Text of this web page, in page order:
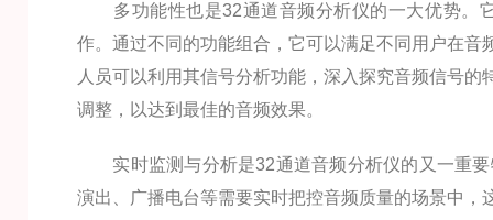
多功能性也是32通道音频分析仪的一大优势。它
作。通过不同的功能组合，它可以满足不同用户在
人员可以利用其信号分析功能，深入探究音频信号
调整，以达到最佳的音频效果。
实时监测与分析是32通道音频分析仪的又一重要
演出、广播电台等需要实时把控音频质量的场景中